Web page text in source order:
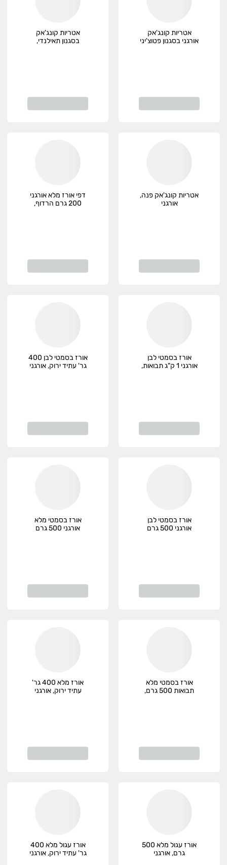
אטריות קונג'אק
אורגני בסגנון פטוצ'יני
אטריות קונג'אק
בסגנון תאילנדי,
אטריות קונג'אק פנה,
אורגני
דפי אורז מלא אורגני
200 גרם הרדוף,
אורז בסמטי לבן
אורגני 1 ק"ג תבואות,
אורז בסמטי לבן 400
גר' עתיד ירוק, אורגני
אורז בסמטי לבן
אורגני 500 גרם
אורז בסמטי מלא
אורגני 500 גרם
אורז בסמטי מלא
תבואות 500 גרם,
אורז מלא 400 גר'
עתיד ירוק, אורגני
אורז עגול מלא 500
גרם, אורגני
אורז עגול מלא 400
גר' עתיד ירוק, אורגני